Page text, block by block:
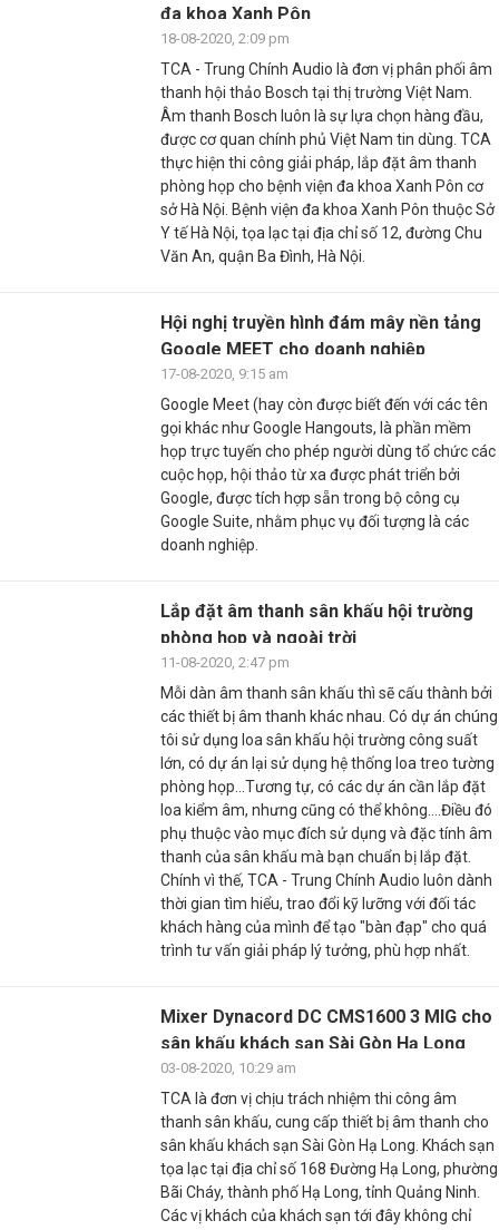
đa khoa Xanh Pôn
18-08-2020, 2:09 pm
TCA - Trung Chính Audio là đơn vị phân phối âm
thanh hội thảo Bosch tại thị trường Việt Nam.
Âm thanh Bosch luôn là sự lựa chọn hàng đầu,
được cơ quan chính phủ Việt Nam tin dùng. TCA
thực hiện thi công giải pháp, lắp đặt âm thanh
phòng họp cho bệnh viện đa khoa Xanh Pôn cơ
sở Hà Nội. Bệnh viện đa khoa Xanh Pôn thuộc Sở
Y tế Hà Nội, tọa lạc tại địa chỉ số 12, đường Chu
Văn An, quận Ba Đình, Hà Nội.
Hội nghị truyền hình đám mây nền tảng
Google MEET cho doanh nghiệp
17-08-2020, 9:15 am
Google Meet (hay còn được biết đến với các tên
gọi khác như Google Hangouts, là phần mềm
họp trực tuyến cho phép người dùng tổ chức các
cuộc họp, hội thảo từ xa được phát triển bởi
Google, được tích hợp sẵn trong bộ công cụ
Google Suite, nhằm phục vụ đối tượng là các
doanh nghiệp.
Lắp đặt âm thanh sân khấu hội trường
phòng họp và ngoài trời
11-08-2020, 2:47 pm
Mỗi dàn âm thanh sân khấu thì sẽ cấu thành bởi
các thiết bị âm thanh khác nhau. Có dự án chúng
tôi sử dụng loa sân khấu hội trường công suất
lớn, có dự án lại sử dụng hệ thống loa treo tường
phòng họp...Tương tự, có các dự án cần lắp đặt
loa kiểm âm, nhưng cũng có thể không....Điều đó
phụ thuộc vào mục đích sử dụng và đặc tính âm
thanh của sân khấu mà bạn chuẩn bị lắp đặt.
Chính vì thế, TCA - Trung Chính Audio luôn dành
thời gian tìm hiểu, trao đổi kỹ lưỡng với đối tác
khách hàng của mình để tạo "bàn đạp" cho quá
trình tư vấn giải pháp lý tưởng, phù hợp nhất.
Mixer Dynacord DC CMS1600 3 MIG cho
sân khấu khách sạn Sài Gòn Hạ Long
03-08-2020, 10:29 am
TCA là đơn vị chịu trách nhiệm thi công âm
thanh sân khấu, cung cấp thiết bị âm thanh cho
sân khấu khách sạn Sài Gòn Hạ Long. Khách sạn
tọa lạc tại địa chỉ số 168 Đường Hạ Long, phường
Bãi Cháy, thành phố Hạ Long, tỉnh Quảng Ninh.
Các vị khách của khách sạn tới đây không chỉ